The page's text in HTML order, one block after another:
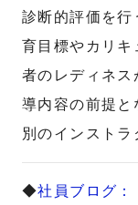
診断的評価を
育目標やカリ
者のレディネ
導内容の前提
別のインストラ
◆社員ブログ：